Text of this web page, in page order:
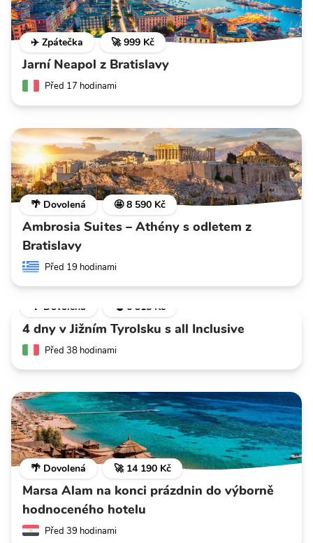
✈️ Zpátečka 🚀 999 Kč
Jarní Neapol z Bratislavy
Před 17 hodinami
🌴 Dovolená 🤩 8 590 Kč
Ambrosia Suites – Athény s odletem z
Bratislavy
Před 19 hodinami
🌴 Dovolená 💣 6 318 Kč
4 dny v Jižním Tyrolsku s all Inclusive
Před 38 hodinami
🌴 Dovolená 🚀 14 190 Kč
Marsa Alam na konci prázdnin do výborně
hodnoceného hotelu
Před 39 hodinami